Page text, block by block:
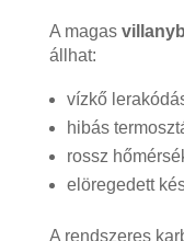
A magas
állhat:
vízkő
hibás
rossz
elöregedett
A rendszeres